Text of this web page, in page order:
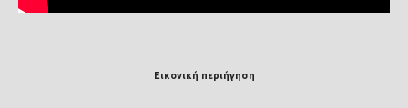
Εικονική περιήγηση